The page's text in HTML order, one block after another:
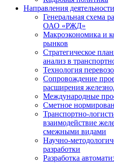
Направления деятельности
Генеральная схема
ОАО «РЖД»
Макроэкономика и
рынков
Стратегическое
анализ в
Технология
Сопровождение
расширения
Международные
Сметное
Транспортно-
взаимодействие
смежными видами
Научно-
разработки
Разработка